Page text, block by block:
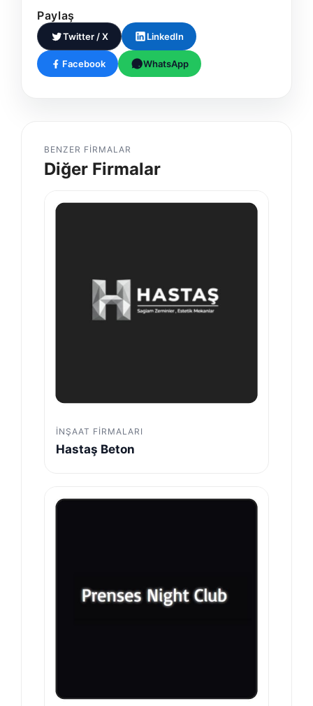
Paylaş
Twitter / X LinkedIn
Facebook WhatsApp
BENZER FIRMALAR
Diğer Firmalar
İNŞAAT FIRMALARI
Hastaş Beton